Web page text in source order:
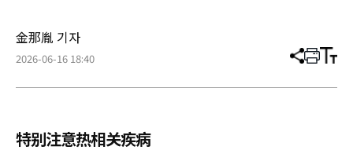
金那胤 기자
2026-06-16 18:40 分
章
打 调
小
特别注意热相关疾病